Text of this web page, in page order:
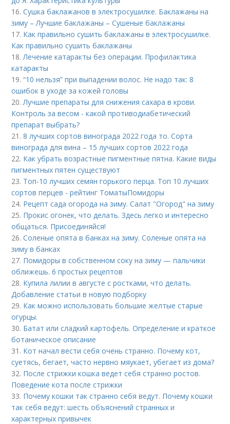
16.Сушка баклажанов в электросушилке. Баклажаны на
зиму – Лучшие баклажаны – Сушеные баклажаны
17. Как правильно сушить баклажаны в электросушилке.
Как правильно сушить баклажаны
18.Лечение катаракты без операции. Профилактика
катаракты
19.“10 нельзя” при выпадении волос. Не надо так: 8
ошибок в уходе за кожей головы
20.Лучшие препараты для снижения сахара в крови.
Контроль за весом - какой противодиабетический
препарат выбрать?
21.8 лучших сортов винограда 2022 года то. Сорта
винограда для вина – 15 лучших сортов 2022 года
22. Как убрать возрастные пигментные пятна. Какие виды
пигментных пятен существуют
23. Топ-10 лучших семян горького перца. Топ 10 лучших
сортов перцев - рейтинг ТоматыПомидоры
24. Рецепт сада огорода на зиму. Салат "Огород" на зиму
25. Прокис огонек, что делать. Здесь легко и интересно
общаться. Присоединяйся!
26.Соленые опята в банках на зиму. Соленые опята на
зиму в банках
27. Помидоры в собственном соку на зиму — пальчики
оближешь. 6 простых рецептов
28. Купила лилии в августе с ростками, что делать.
Добавление статьи в новую подборку
29. Как можно использовать большие желтые старые
огурцы.
30. Батат или сладкий картофель. Определение и краткое
ботаническое описание
31. Кот начал вести себя очень странно. Почему кот,
суетясь, бегает, часто нервно мяукает, убегает из дома?
32. После стрижки кошка ведет себя странно ростов.
Поведение кота после стрижки
33. Почему кошки так странно себя ведут. Почему кошки
так себя ведут: шесть объяснений странных и
характерных привычек